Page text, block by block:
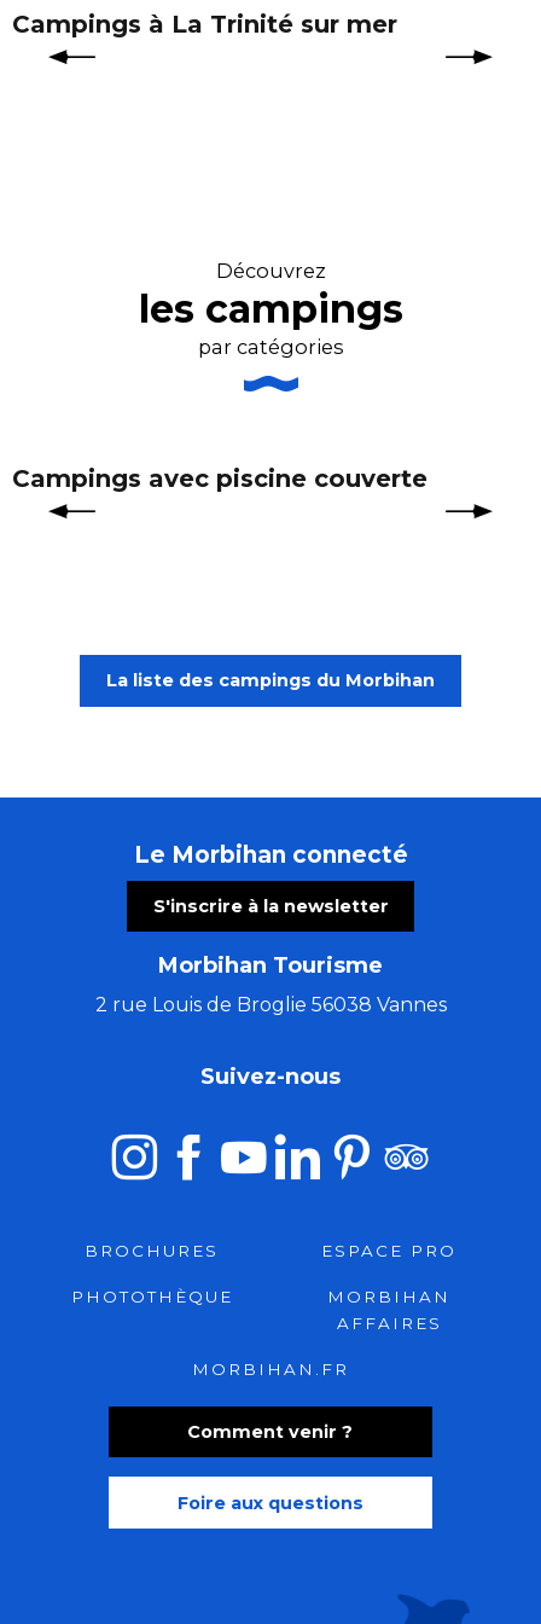
Campings à La Trinité sur mer
Découvrez
les campings
par catégories
Campings avec piscine couverte
La liste des campings du Morbihan
Le Morbihan connecté
S'inscrire à la newsletter
Morbihan Tourisme
2 rue Louis de Broglie 56038 Vannes
Comment venir ?
Foire aux questions
Suivez-nous
BROCHURES ESPACE PRO
PHOTOTHÈQUE
MORBIHAN
AFFAIRES
MORBIHAN.FR